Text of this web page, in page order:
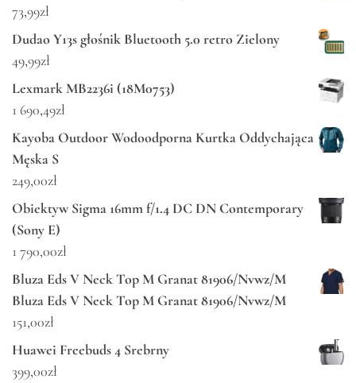
73,99zł
Dudao Y13s głośnik Bluetooth 5.0 retro Zielony
49,99zł
Lexmark MB2236i (18M0753)
1 690,49zł
Kayoba Outdoor Wodoodporna Kurtka Oddychająca
Męska S
249,00zł
Obiektyw Sigma 16mm f/1.4 DC DN Contemporary
(Sony E)
1 790,00zł
Bluza Eds V Neck Top M Granat 81906/Nvwz/M
Bluza Eds V Neck Top M Granat 81906/Nvwz/M
151,00zł
Huawei Freebuds 4 Srebrny
399,00zł